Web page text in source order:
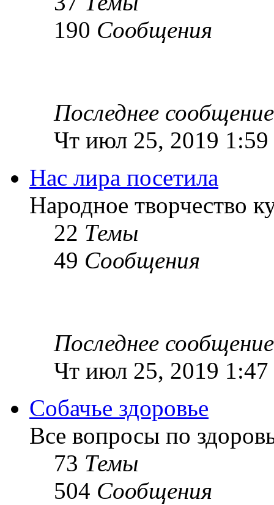
190 Сообщения
Последнее сообщение
Чт июл 25, 2019 1:59
Нас лира посетила
Народное творчество
22 Темы
49 Сообщения
Последнее сообщение
Чт июл 25, 2019 1:47
Собачье здоровье
Все вопросы по
73 Темы
504 Сообщения